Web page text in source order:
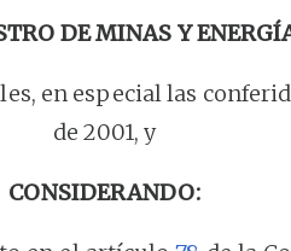
DE MINAS Y
en especial las
de 2001, y
CONSIDERANDO: